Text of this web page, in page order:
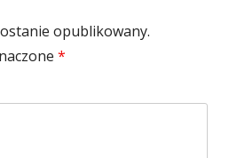
opublikowany.
*